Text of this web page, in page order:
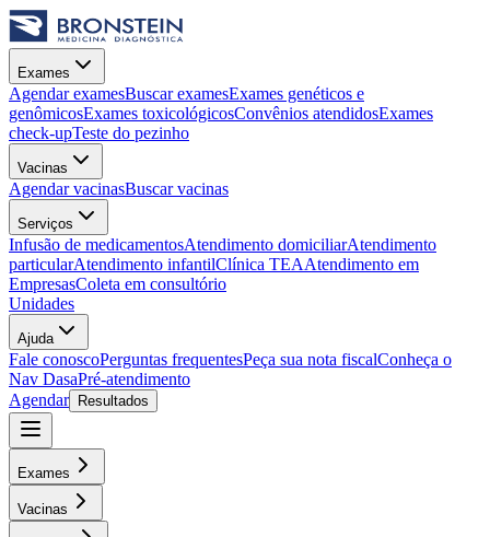
Exames
Agendar examesBuscar examesExames genéticos e
genômicosExames toxicológicosConvênios atendidosExames
check-upTeste do pezinho
Vacinas
Agendar vacinasBuscar vacinas
Serviços
Infusão de medicamentosAtendimento domiciliarAtendimento
particularAtendimento infantilClínica TEAAtendimento em
EmpresasColeta em consultório
Unidades
Ajuda
Fale conoscoPerguntas frequentesPeça sua nota fiscalConheça o
Nav DasaPré-atendimento
Agendar
Resultados
Exames
Vacinas